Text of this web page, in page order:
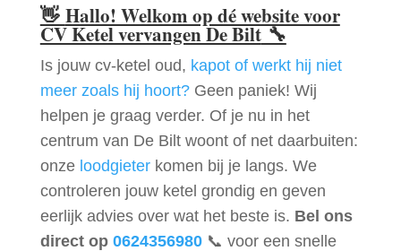
👋 Hallo! Welkom op dé website voor
CV Ketel vervangen De Bilt🔧
Is jouw cv-ketel oud, kapot of werkt hij niet
meer zoals hij hoort?Geen paniek! Wij
helpen je graag verder. Of je nu in het
centrum van De Bilt woont of net daarbuiten:
onze loodgieterkomen bij je langs. We
controleren jouw ketel grondig en geven
eerlijk advies over wat het beste is. Bel ons
direct op 0624356980📞 voor een snelle